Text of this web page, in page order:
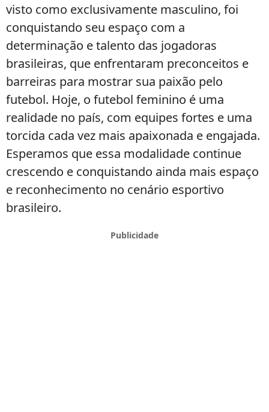
visto como exclusivamente masculino, foi
conquistando seu espaço com a
determinação e talento das jogadoras
brasileiras, que enfrentaram preconceitos e
barreiras para mostrar sua paixão pelo
futebol. Hoje, o futebol feminino é uma
realidade no país, com equipes fortes e uma
torcida cada vez mais apaixonada e engajada.
Esperamos que essa modalidade continue
crescendo e conquistando ainda mais espaço
e reconhecimento no cenário esportivo
brasileiro.